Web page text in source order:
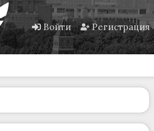
Войти Регистрация